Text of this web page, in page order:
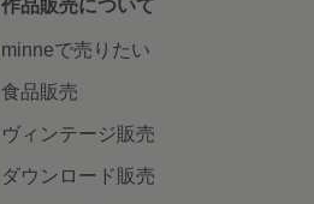
作品販売について
minneで売りたい
食品販売
ヴィンテージ販売
ダウンロード販売